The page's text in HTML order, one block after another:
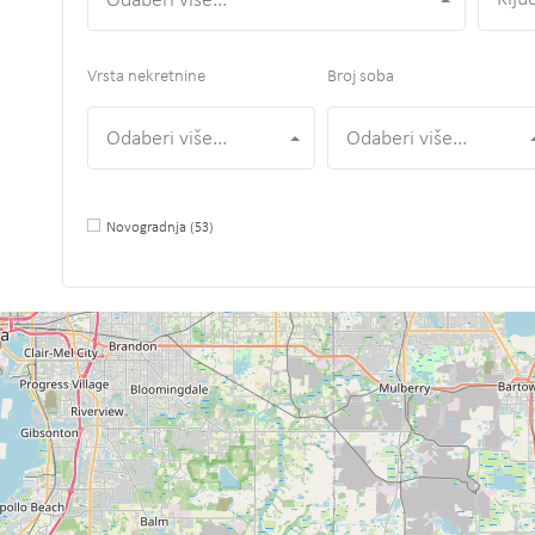
Vrsta nekretnine
Odaberi više...
Broj soba
Odaberi više...
Novogradnja (53)